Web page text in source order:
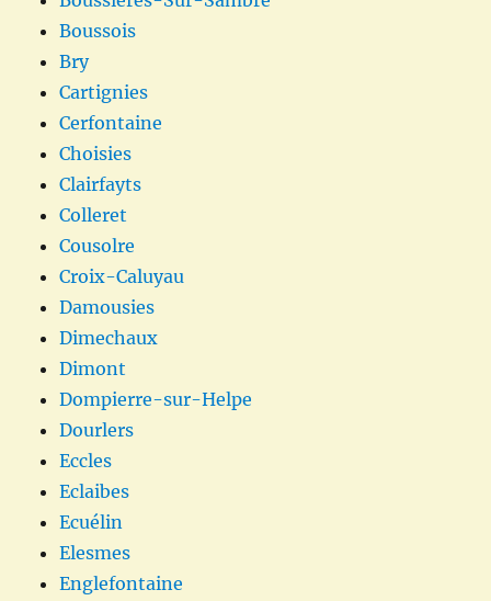
Boussois
Bry
Cartignies
Cerfontaine
Choisies
Clairfayts
Colleret
Cousolre
Croix-Caluyau
Damousies
Dimechaux
Dimont
Dompierre-sur-Helpe
Dourlers
Eccles
Eclaibes
Ecuélin
Elesmes
Englefontaine